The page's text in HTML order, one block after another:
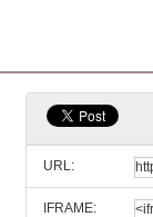
URL:
IFRAME: